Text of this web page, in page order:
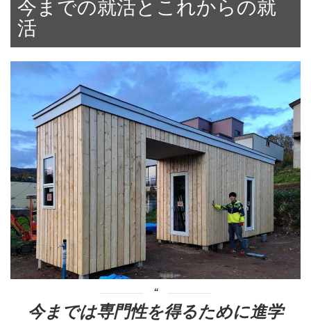
活
今までは専門性を得るために進学